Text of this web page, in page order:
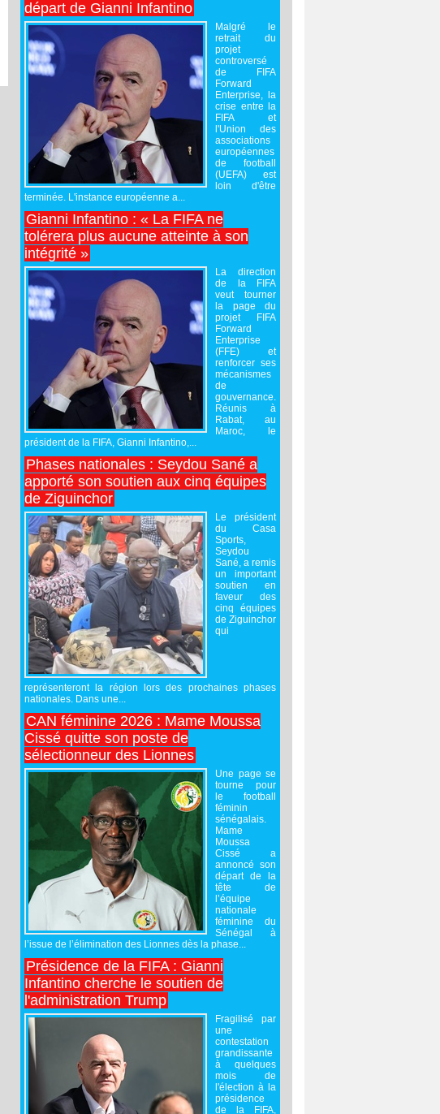
départ de Gianni Infantino
Malgré le
retrait du
projet
controversé
de FIFA
Forward
Enterprise, la
crise entre la
FIFA et
l'Union des
associations
européennes
de football
(UEFA) est
loin d'être
terminée. L'instance européenne a...
Gianni Infantino : « La FIFA ne
tolérera plus aucune atteinte à son
intégrité »
La direction
de la FIFA
veut tourner
la page du
projet FIFA
Forward
Enterprise
(FFE) et
renforcer ses
mécanismes
de
gouvernance.
Réunis à
Rabat, au
Maroc, le
président de la FIFA, Gianni Infantino,...
Phases nationales : Seydou Sané a
apporté son soutien aux cinq équipes
de Ziguinchor
Le président
du Casa
Sports,
Seydou
Sané, a remis
un important
soutien en
faveur des
cinq équipes
de Ziguinchor
qui
représenteront la région lors des prochaines phases
nationales. Dans une...
CAN féminine 2026 : Mame Moussa
Cissé quitte son poste de
sélectionneur des Lionnes
Une page se
tourne pour
le football
féminin
sénégalais.
Mame
Moussa
Cissé a
annoncé son
départ de la
tête de
l’équipe
nationale
féminine du
Sénégal à
l’issue de l’élimination des Lionnes dès la phase...
Présidence de la FIFA : Gianni
Infantino cherche le soutien de
l'administration Trump
Fragilisé par
une
contestation
grandissante
à quelques
mois de
l'élection à la
présidence
de la FIFA,